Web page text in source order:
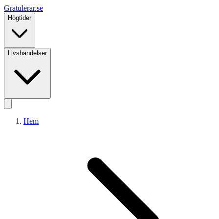
Gratulerar.se
Högtider
Livshändelser
Hem